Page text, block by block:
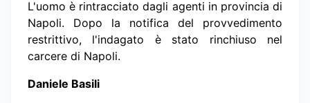
L'uomo è rintracciato dagli agenti in provincia di
Napoli. Dopo la notifica del provvedimento
restrittivo, l'indagato è stato rinchiuso nel
carcere di Napoli.
Daniele Basili